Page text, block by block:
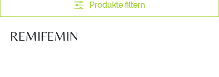
Produkte filtern
REMIFEMIN